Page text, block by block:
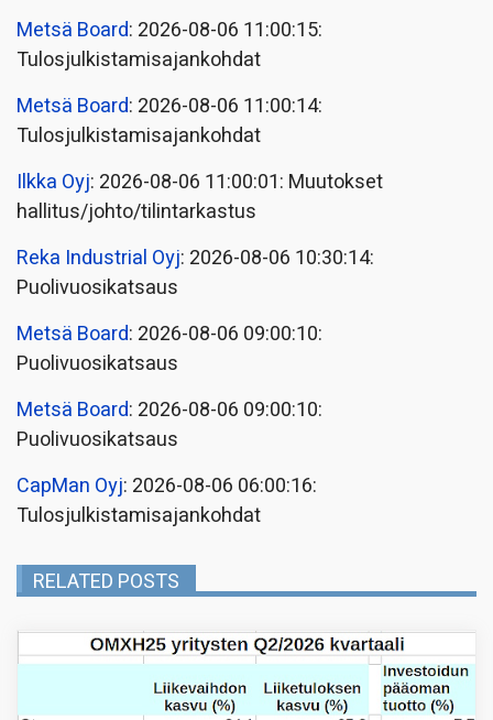
Metsä Board: 2026-08-06 11:00:15:
Tulosjulkistamisajankohdat
Metsä Board: 2026-08-06 11:00:14:
Tulosjulkistamisajankohdat
Ilkka Oyj: 2026-08-06 11:00:01: Muutokset
hallitus/johto/tilintarkastus
Reka Industrial Oyj: 2026-08-06 10:30:14:
Puolivuosikatsaus
Metsä Board: 2026-08-06 09:00:10:
Puolivuosikatsaus
Metsä Board: 2026-08-06 09:00:10:
Puolivuosikatsaus
CapMan Oyj: 2026-08-06 06:00:16:
Tulosjulkistamisajankohdat
RELATED POSTS